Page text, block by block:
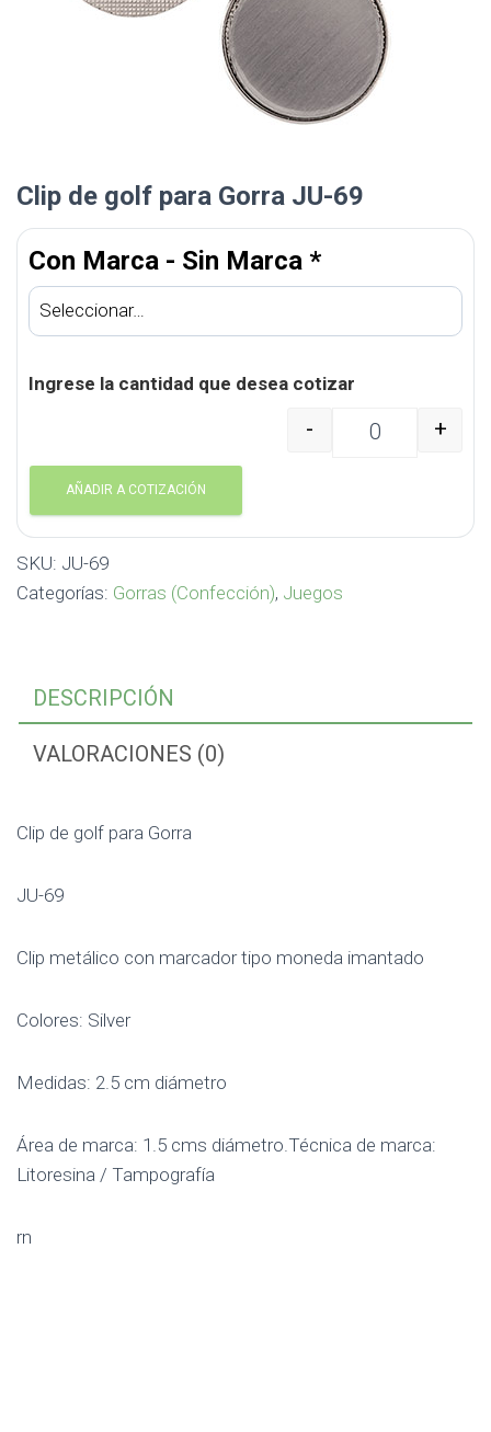
Clip de golf para Gorra JU-69
Con Marca - Sin Marca *
Ingrese la cantidad que desea cotizar
Clip de golf para
- +
AÑADIR A COTIZACIÓN
SKU: JU-69
Categorías: Gorras (Confección), Juegos
DESCRIPCIÓN
VALORACIONES (0)
Clip de golf para Gorra
JU-69
Clip metálico con marcador tipo moneda imantado
Colores: Silver
Medidas: 2.5 cm diámetro
Área de marca: 1.5 cms diámetro.Técnica de marca:
Litoresina / Tampografía
rn